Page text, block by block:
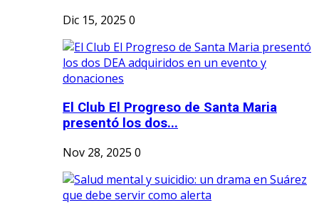
Dic 15, 2025 0
El Club El Progreso de Santa Maria
presentó los dos...
Nov 28, 2025 0